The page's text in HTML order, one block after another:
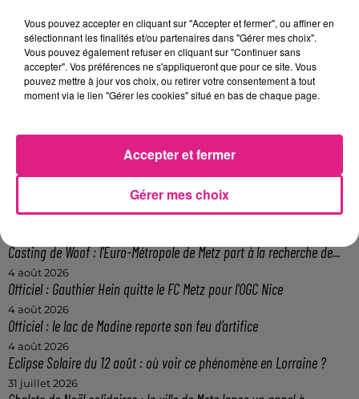
Salon des micros-brasseurs:
Metz,�Entr�e � 5� avec une
�cocup, de 10h � 23h.
Lorraine : une journée pas comme les autres au Parc animalier de...
Metz : une distribution de lunette gratuite pour voir l’éclipse
Casting de Woof : l'Euro-Métropole de Metz part à la recherche de...
4 août 2026
Officiel : Gauthier Hein quitte le FC Metz pour l'OGC Nice
4 août 2026
Officiel : le lac de Madine reporte son feu d’artifice
4 août 2026
Eclipse Solaire du 12 août : où voir ce phénomène en Lorraine ?
31 juillet 2026
Vous pouvez accepter en cliquant sur "Accepter et fermer", ou affiner en
sélectionnant les finalités et/ou partenaires dans "Gérer mes choix".
Vous pouvez également refuser en cliquant sur "Continuer sans
accepter". Vos préférences ne s'appliqueront que pour ce site. Vous
pouvez mettre à jour vos choix, ou retirer votre consentement à tout
moment via le lien "Gérer les cookies" situé en bas de chaque page.
Gérer mes choix
Accepter et fermer